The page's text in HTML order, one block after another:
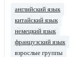
английский язык
китайский язык
немецкий язык
французский язык
взрослые группы